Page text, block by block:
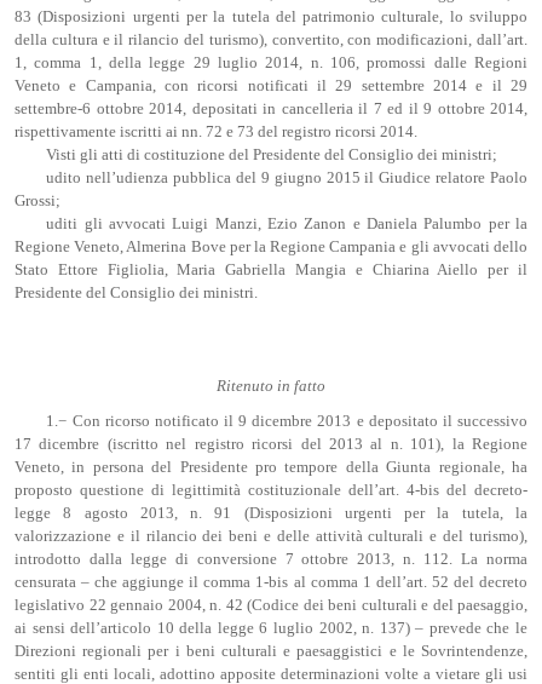
83 (Disposizioni urgenti per la tutela del patrimonio culturale, lo sviluppo
della cultura e il rilancio del turismo), convertito, con modificazioni, dall’art.
1, comma 1, della legge 29 luglio 2014, n. 106, promossi dalle Regioni
Veneto e Campania, con ricorsi notificati il 29 settembre 2014 e il 29
settembre-6 ottobre 2014, depositati in cancelleria il 7 ed il 9 ottobre 2014,
rispettivamente iscritti ai nn. 72 e 73 del registro ricorsi 2014.
Visti gli atti di costituzione del Presidente del Consiglio dei ministri;
udito nell’udienza pubblica del 9 giugno 2015 il Giudice relatore Paolo
Grossi;
uditi gli avvocati Luigi Manzi, Ezio Zanon e Daniela Palumbo per la
Regione Veneto, Almerina Bove per la Regione Campania e gli avvocati dello
Stato Ettore Figliolia, Maria Gabriella Mangia e Chiarina Aiello per il
Presidente del Consiglio dei ministri.
Ritenuto in fatto
1.− Con ricorso notificato il 9 dicembre 2013 e depositato il successivo
17 dicembre (iscritto nel registro ricorsi del 2013 al n. 101), la Regione
Veneto, in persona del Presidente pro tempore della Giunta regionale, ha
proposto questione di legittimità costituzionale dell’art. 4-bis del decreto-
legge 8 agosto 2013, n. 91 (Disposizioni urgenti per la tutela, la
valorizzazione e il rilancio dei beni e delle attività culturali e del turismo),
introdotto dalla legge di conversione 7 ottobre 2013, n. 112. La norma
censurata – che aggiunge il comma 1-bis al comma 1 dell’art. 52 del decreto
legislativo 22 gennaio 2004, n. 42 (Codice dei beni culturali e del paesaggio,
ai sensi dell’articolo 10 della legge 6 luglio 2002, n. 137) – prevede che le
Direzioni regionali per i beni culturali e paesaggistici e le Sovrintendenze,
sentiti gli enti locali, adottino apposite determinazioni volte a vietare gli usi